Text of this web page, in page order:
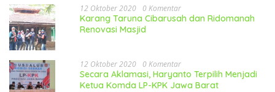
12 Oktober 2020 0 Komentar
Karang Taruna Cibarusah dan Ridomanah
Renovasi Masjid
12 Oktober 2020 0 Komentar
Secara Aklamasi, Haryanto Terpilih Menjadi
Ketua Komda LP-KPK Jawa Barat